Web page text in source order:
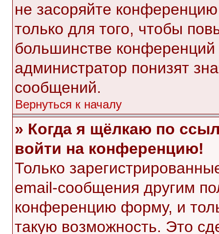
не засоряйте
только для того, чтобы
большинстве
администратор понизят
сообщений.
Вернуться к началу
» Когда я щёлкаю по
войти на конференцию!
Только
email-сообщения другим
конференцию форму, и
такую возможность. Это